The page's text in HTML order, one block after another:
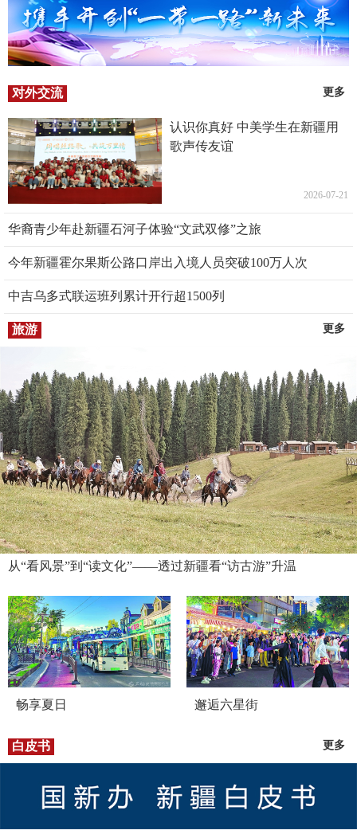
对外交流 更多
认识你真好 中美学生在新疆用
歌声传友谊
2026-07-21
华裔青少年赴新疆石河子体验“文武双修”之旅
今年新疆霍尔果斯公路口岸出入境人员突破100万人次
中吉乌多式联运班列累计开行超1500列
旅游 更多
从“看风景”到“读文化”——透过新疆看“访古游”升温
畅享夏日 邂逅六星街
白皮书 更多